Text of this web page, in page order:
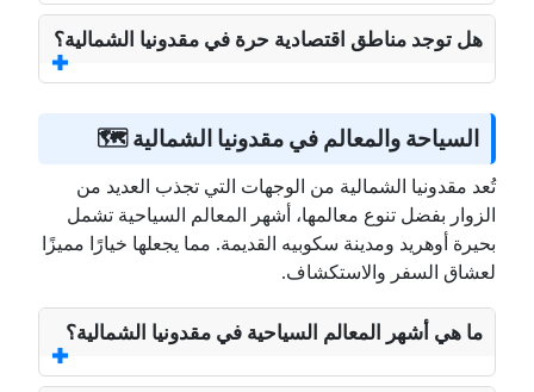
هل توجد مناطق اقتصادية حرة في مقدونيا الشمالية؟
السياحة والمعالم في مقدونيا الشمالية 🗺️
تُعد مقدونيا الشمالية من الوجهات التي تجذب العديد من
الزوار بفضل تنوع معالمها، أشهر المعالم السياحية تشمل
بحيرة أوهريد ومدينة سكوبيه القديمة. مما يجعلها خيارًا مميزًا
لعشاق السفر والاستكشاف.
ما هي أشهر المعالم السياحية في مقدونيا الشمالية؟